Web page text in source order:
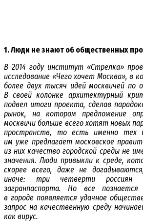
1. Люди не знают об общественных
В 2014 году институт «Стрелка»
исследование «Чего хочет Москва», в
более двух тысяч идей москвичей по
В своей колонке архитектурный
подвел итоги проекта, сделав
рынок, на котором предложение
москвичи больше всего хотят новых
пространств, то есть именно тех
им уже предлагает московское
из них качество городской среды не
значения. Люди привыкли к среде,
скорее всего, даже не
иначе: три четверти
загранпаспорта. Но все
в городе появляется удачное
запрос на качественную среду
как вирус.